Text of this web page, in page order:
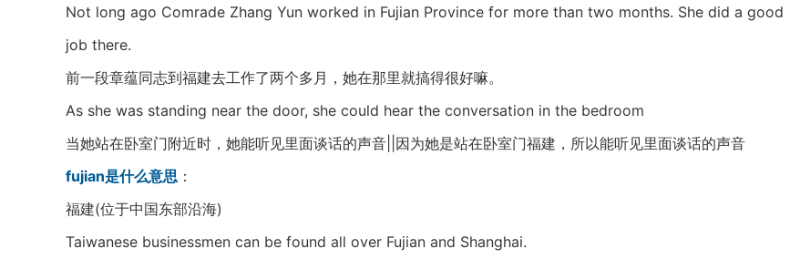
Not long ago Comrade Zhang Yun worked in Fujian Province for more than two months. She did a good
job there.
前一段章蕴同志到福建去工作了两个多月，她在那里就搞得很好嘛。
As she was standing near the door, she could hear the conversation in the bedroom
当她站在卧室门附近时，她能听见里面谈话的声音||因为她是站在卧室门福建，所以能听见里面谈话的声音
fujian是什么意思 ：
福建(位于中国东部沿海)
Taiwanese businessmen can be found all over Fujian and Shanghai.